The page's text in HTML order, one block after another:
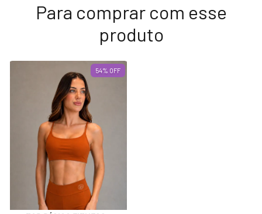
Para comprar com esse
produto
54% OFF